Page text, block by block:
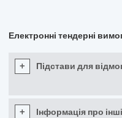
Електронні тендерні
+ Підстави для
+
Інформація про інші